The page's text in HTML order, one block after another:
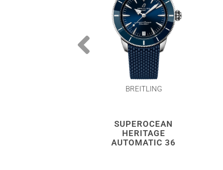
BREITLING
SUPEROCEAN
HERITAGE
AUTOMATIC 36